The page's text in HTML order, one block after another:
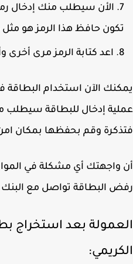
الأن سيطلب منك إدخال رمز
حافظ هذا الرمز هو مثل كلمة
اعد كتابة الرمز مرى أخرى
الآن استخدام البطاقة
إدخال للبطاقة سيطلب منك
وقم بحفظها بمكان امن.
واجهتك أي مشكلة في المواقع
البطاقة تواصل مع البنك
بعد استخراج